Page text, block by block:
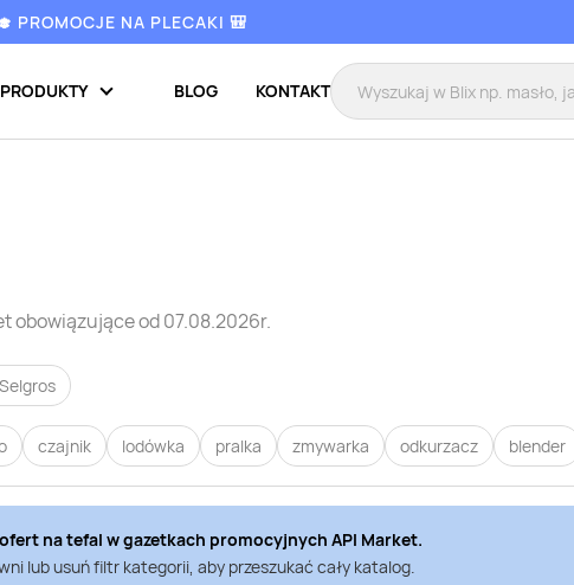
PROMOCJE NA PLECAKI 🎒
PRODUKTY BLOG KONTAKT
obowiązujące od 07.08.2026r.
Selgros
czajnik lodówka pralka zmywarka odkurzacz blender
natefal w gazetkach promocyjnych API Market.
lub usuń filtr kategorii, aby przeszukać cały katalog.